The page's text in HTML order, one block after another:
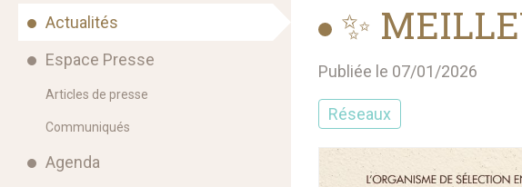
Actualités
Espace Presse
Articles de presse
Communiqués
Agenda
✨
Publiée le 07/01/2026
Réseaux